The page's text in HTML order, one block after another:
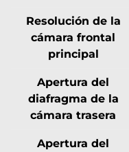
Resolución de la
cámara frontal
principal
Apertura del
diafragma de la
cámara trasera
Apertura del